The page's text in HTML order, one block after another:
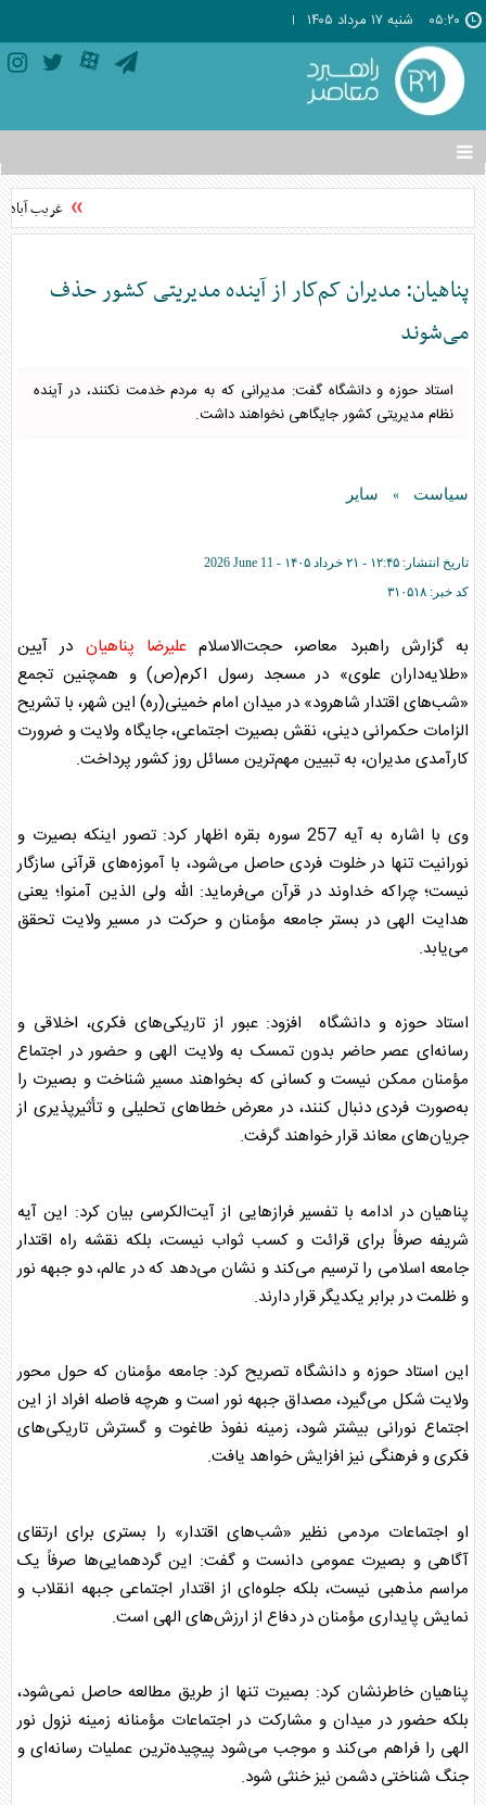
۰۵:۲۰ شنبه ۱۷ مرداد ۱۴۰۵
تغییر
وضعیت
منوی
ها
غریب
پناهیان: مدیران کم‌کار از آینده مدیریتی کشور حذف
می‌شوند
استاد حوزه و دانشگاه گفت: مدیرانی که به مردم خدمت نکنند، در آینده
نظام مدیریتی کشور جایگاهی نخواهند داشت.
سیاست » سایر
تاریخ انتشار: ۱۲:۴۵ - ۲۱ خرداد ۱۴۰۵ -
2026 June 11
کد خبر: ۳۱۰۵۱۸
به گزارش راهبرد معاصر، حجت‌الاسلامعلیرضا پناهیان در آیین
«طلایه‌داران علوی» در مسجد رسول اکرم(ص) و همچنین تجمع
«شب‌های اقتدار شاهرود» در میدان امام خمینی(ره) این شهر، با تشریح
الزامات حکمرانی دینی، نقش بصیرت اجتماعی، جایگاه ولایت و ضرورت
کارآمدی مدیران، به تبیین مهم‌ترین مسائل روز کشور پرداخت.
وی با اشاره به آیه 257 سوره بقره اظهار کرد: تصور اینکه بصیرت و
نورانیت تنها در خلوت فردی حاصل می‌شود، با آموزه‌های قرآنی سازگار
نیست؛ چراکه خداوند در قرآن می‌فرماید: الله ولی الذین آمنوا؛ یعنی
هدایت الهی در بستر جامعه مؤمنان و حرکت در مسیر ولایت تحقق
می‌یابد.
استاد حوزه و دانشگاه افزود: عبور از تاریکی‌های فکری، اخلاقی و
رسانه‌ای عصر حاضر بدون تمسک به ولایت الهی و حضور در اجتماع
مؤمنان ممکن نیست و کسانی که بخواهند مسیر شناخت و بصیرت را
به‌صورت فردی دنبال کنند، در معرض خطاهای تحلیلی و تأثیرپذیری از
جریان‌های معاند قرار خواهند گرفت.
پناهیان در ادامه با تفسیر فرازهایی از آیت‌الکرسی بیان کرد: این آیه
شریفه صرفاً برای قرائت و کسب ثواب نیست، بلکه نقشه راه اقتدار
جامعه اسلامی را ترسیم می‌کند و نشان می‌دهد که در عالم، دو جبهه نور
و ظلمت در برابر یکدیگر قرار دارند.
این استاد حوزه و دانشگاه تصریح کرد: جامعه مؤمنان که حول محور
ولایت شکل می‌گیرد، مصداق جبهه نور است و هرچه فاصله افراد از این
اجتماع نورانی بیشتر شود، زمینه نفوذ طاغوت و گسترش تاریکی‌های
فکری و فرهنگی نیز افزایش خواهد یافت.
او اجتماعات مردمی نظیر «شب‌های اقتدار» را بستری برای ارتقای
آگاهی و بصیرت عمومی دانست و گفت: این گردهمایی‌ها صرفاً یک
مراسم مذهبی نیست، بلکه جلوه‌ای از اقتدار اجتماعی جبهه انقلاب و
نمایش پایداری مؤمنان در دفاع از ارزش‌های الهی است.
پناهیان خاطرنشان کرد: بصیرت تنها از طریق مطالعه حاصل نمی‌شود،
بلکه حضور در میدان و مشارکت در اجتماعات مؤمنانه زمینه نزول نور
الهی را فراهم می‌کند و موجب می‌شود پیچیده‌ترین عملیات رسانه‌ای و
جنگ شناختی دشمن نیز خنثی شود.